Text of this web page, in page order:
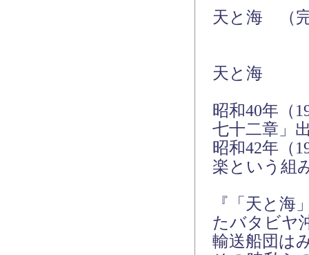
天と海 （
天と海
昭和40年
七十二章」
昭和42年（
楽という組
『「天と海
たバタビヤ
輸送船団は